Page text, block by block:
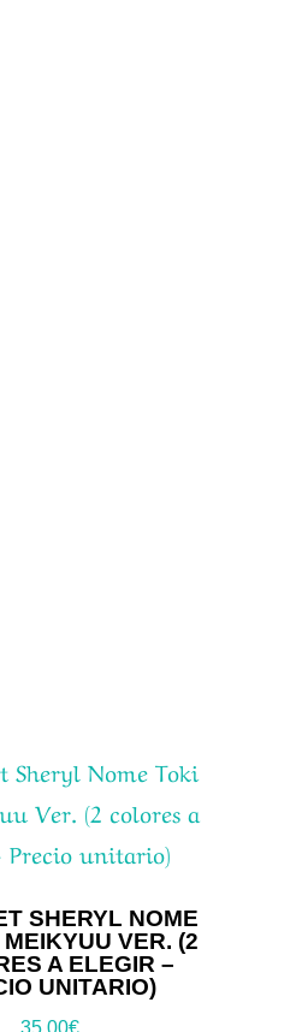
SHERYL NOME
VER. (2
A ELEGIR –
UNITARIO)
35,00€